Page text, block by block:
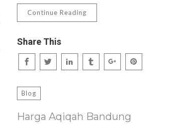
Continue Reading
Share This
Blog
Harga Aqiqah Bandung